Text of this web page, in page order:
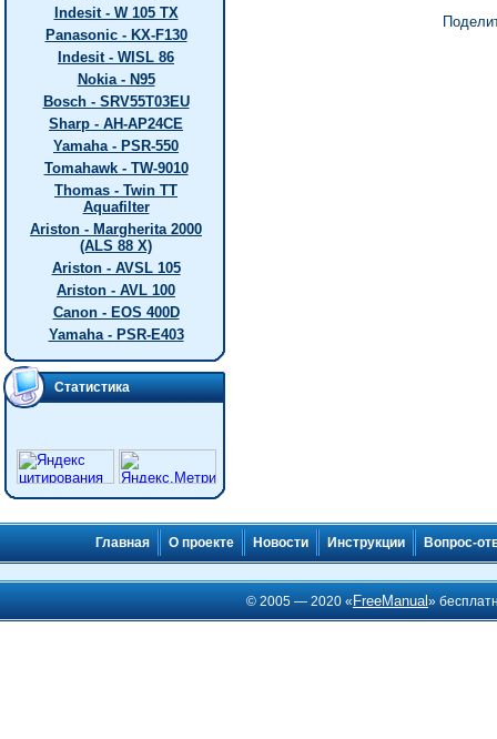
Indesit - W 105 TX
Panasonic - KX-F130
Indesit - WISL 86
Nokia - N95
Bosch - SRV55T03EU
Sharp - AH-AP24CE
Yamaha - PSR-550
Tomahawk - TW-9010
Thomas - Twin TT
Aquafilter
Ariston - Margherita 2000
(ALS 88 X)
Ariston - AVSL 105
Ariston - AVL 100
Canon - EOS 400D
Yamaha - PSR-E403
Статистика
Главная О проекте Новости Инструкции Вопрос-
© 2005 — 2020 « FreeManual»